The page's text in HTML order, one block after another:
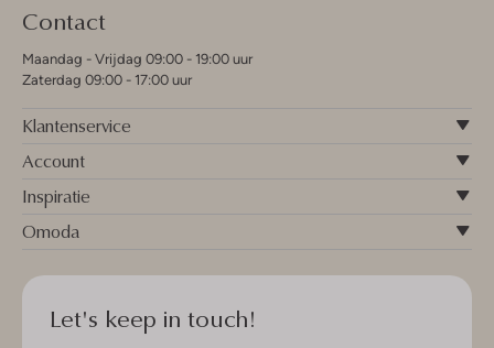
Contact
Maandag - Vrijdag 09:00 - 19:00 uur
Zaterdag 09:00 - 17:00 uur
Klantenservice
Account
Inspiratie
Omoda
Let's keep in touch!